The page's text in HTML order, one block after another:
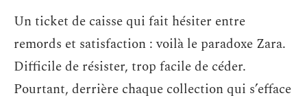
Un ticket de caisse qui fait hésiter entre
remords et satisfaction : voilà le paradoxe Zara.
Difficile de résister, trop facile de céder.
Pourtant, derrière chaque collection qui s’efface